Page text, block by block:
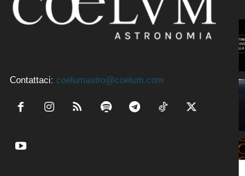
Contattaci: coelumastro@coelum.com